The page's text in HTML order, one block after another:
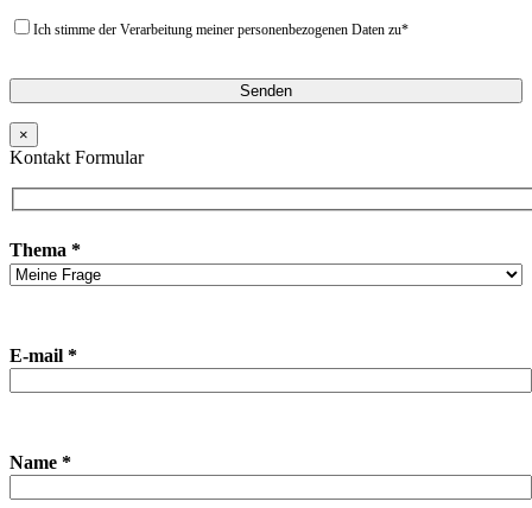
Ich stimme der Verarbeitung meiner personenbezogenen Daten zu*
×
Kontakt Formular
Thema *
E-mail *
Name *